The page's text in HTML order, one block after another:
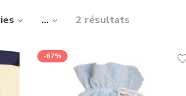
... 2 résultats
-67%